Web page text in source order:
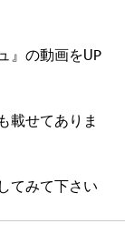
』の動画をUP
載せてありま
てみて下さい